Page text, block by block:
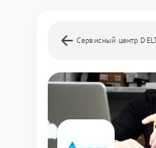
Сервисный центр